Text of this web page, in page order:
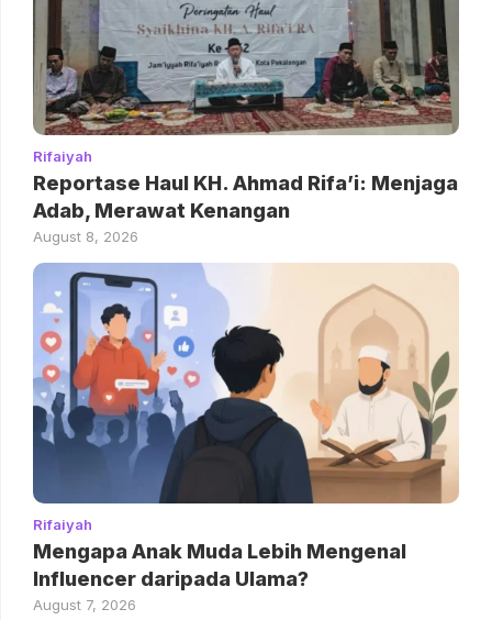
Rifaiyah
Reportase Haul KH. Ahmad Rifa’i: Menjaga
Adab, Merawat Kenangan
August 8, 2026
Rifaiyah
Mengapa Anak Muda Lebih Mengenal
Influencer daripada Ulama?
August 7, 2026